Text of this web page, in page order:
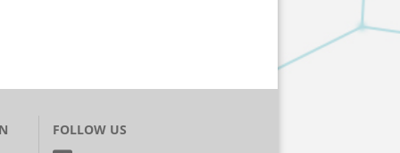
FOLLOW US